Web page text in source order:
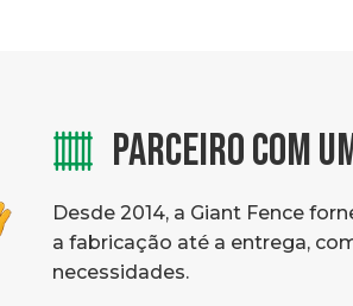
PARCEIRO COM
Desde 2014, a Giant Fence
a fabricação até a entrega,
necessidades.